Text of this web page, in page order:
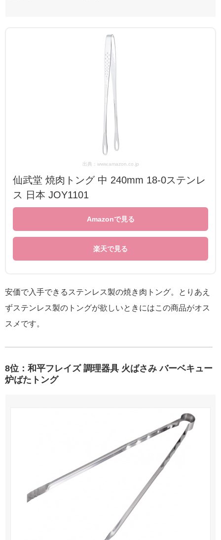
出典：www.amazon.co.jp
仙武堂 焼肉トング 中 240mm 18-0ステンレ
ス 日本 JOY1101
Amazonで見る
楽天で見る
安価で入手できるステンレス製の焼き肉トング。とりあえ
ずステンレス製のトングが欲しいときにはこの商品がオス
スメです。
8位：和平フレイズ 調理器具 火ばさみ バーベキュー
炉ばたトング